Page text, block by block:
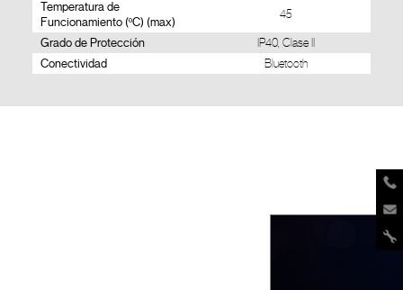
Temperatura de
Funcionamiento (ºC) (max)
45
Grado de Protección IP40, Clase II
Conectividad Bluetooth